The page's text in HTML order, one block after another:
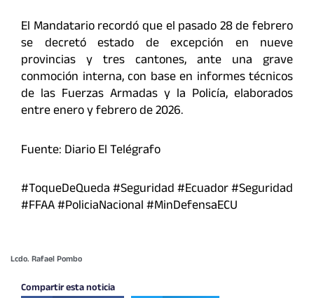
El Mandatario recordó que el pasado 28 de febrero
se decretó estado de excepción en nueve
provincias y tres cantones, ante una grave
conmoción interna, con base en informes técnicos
de las Fuerzas Armadas y la Policía, elaborados
entre enero y febrero de 2026.
Fuente: Diario El Telégrafo
#ToqueDeQueda #Seguridad #Ecuador #Seguridad
#FFAA #PoliciaNacional #MinDefensaECU
Lcdo. Rafael Pombo
Compartir esta noticia